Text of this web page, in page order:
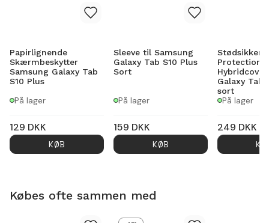
Papirlignende
Skærmbeskytter
Samsung Galaxy Tab
S10 Plus
På lager
129 DKK
KØB
Sleeve til Samsung
Galaxy Tab S10 Plus
Sort
På lager
159 DKK
KØB
Stødsikker
Protection
Galaxy Tab
sort
På lager
249 DKK
Købes ofte sammen med